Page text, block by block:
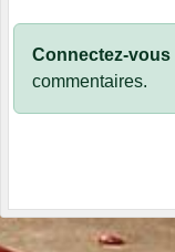
Connectez-vous
commentaires.